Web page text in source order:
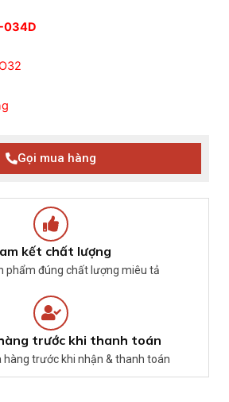
034D
Gọi mua hàng
kết chất lượng
phẩm đúng chất lượng miêu tả
trước khi thanh toán
trước khi nhận & thanh toán